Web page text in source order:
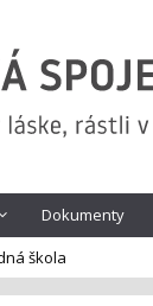
Dokumenty
škola